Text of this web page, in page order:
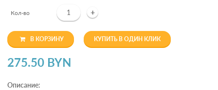
Кол-во +
В КОРЗИНУ КУПИТЬ В ОДИН КЛИК
275.50 BYN
Описание: